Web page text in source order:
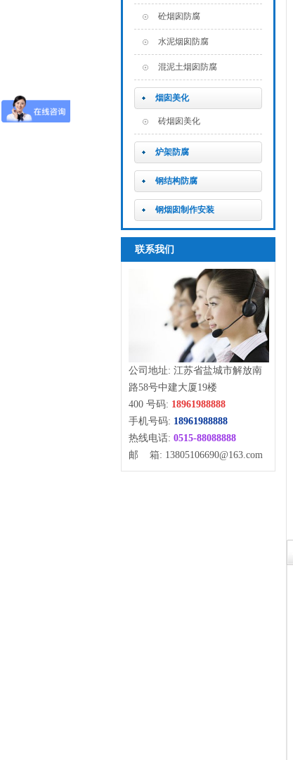
砼烟囱防腐
水泥烟囱防腐
混泥土烟囱防腐
烟囱美化
砖烟囱美化
炉架防腐
钢结构防腐
钢烟囱制作安装
联系我们
公司地址: 江苏省盐城市解放南
路58号中建大厦19楼
400 号码: 18961988888
手机号码: 18961988888
热线电话: 0515-88088888
邮 箱: 13805106690@163.com